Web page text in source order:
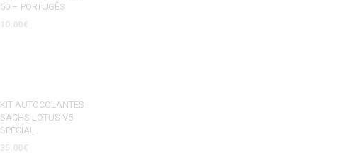
50 – PORTUGÊS
10.00€
KIT AUTOCOLANTES
SACHS LOTUS V5
SPECIAL
35.00€